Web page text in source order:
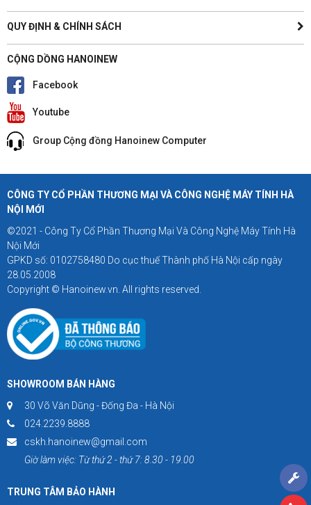
QUY ĐỊNH & CHÍNH SÁCH
CỘNG DỒNG HANOINEW
Facebook
Youtube
Group Cộng đồng Hanoinew Computer
CÔNG TY CỔ PHẦN THƯƠNG MẠI VÀ CÔNG NGHỆ MÁY TÍNH HÀ
NỘI MỚI
©2021 - Công Ty Cổ Phần Thương Mại Và Công Nghệ Máy Tính Hà
Nội Mới
GPKD số: 0102758480 Do cục thuế Thành phố Hà Nội cấp ngày
28.05.2008
Copyright © Hanoinew.vn. All rights reserved.
SHOWROOM BÁN HÀNG
30 Võ Văn Dũng - Đống Đa - Hà Nội
024.2239.8888
cskh.hanoinew@gmail.com
Giờ làm việc: Từ thứ 2 - thứ 7: 8.30 - 19.00
TRUNG TÂM BẢO HÀNH